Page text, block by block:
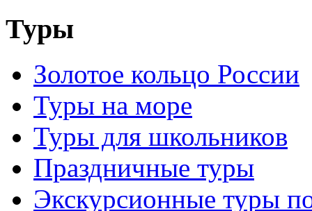
Туры
Золотое кольцо России
Туры на море
Туры для школьников
Праздничные туры
Экскурсионные туры